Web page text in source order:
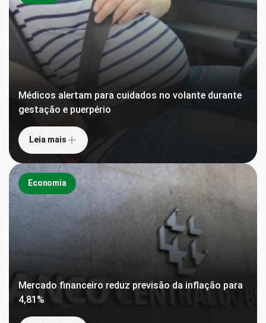
Médicos alertam para cuidados no volante durante
gestação e puerpério
Leia mais
Economia
Mercado financeiro reduz previsão da inflação para
4,81%